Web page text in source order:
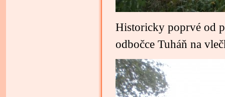
Historicky poprvé od
odbočce Tuháň na